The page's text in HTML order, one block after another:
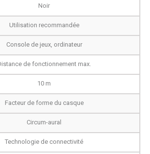
Noir
Utilisation recommandée
Console de jeux, ordinateur
de fonctionnement max.
10 m
Facteur de forme du casque
Circum-aural
Technologie de connectivité